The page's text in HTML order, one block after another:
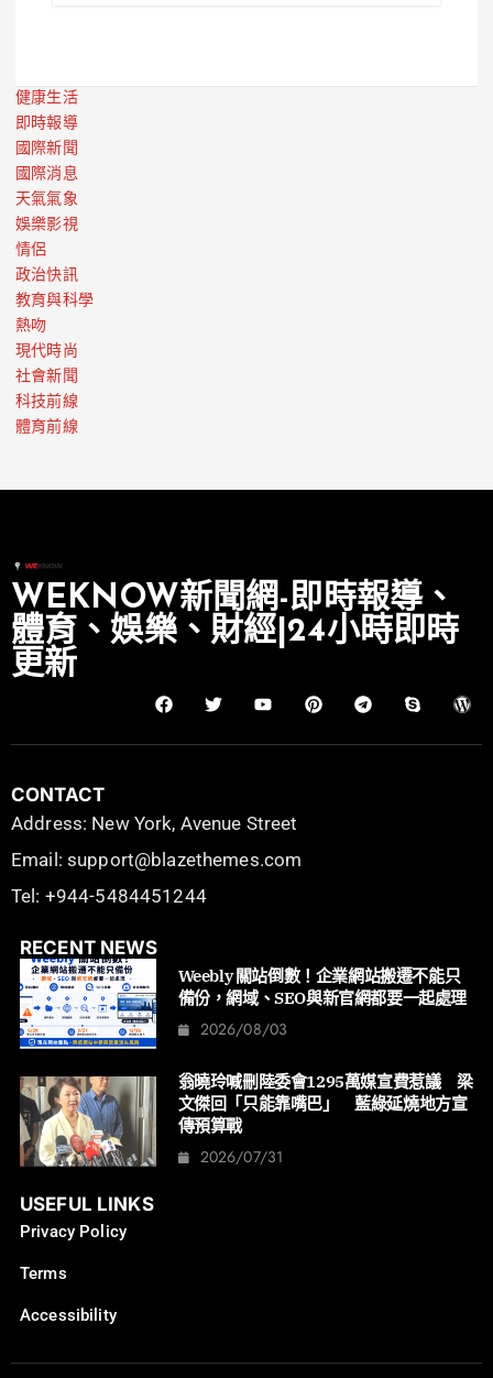
健康生活
即時報導
國際新聞
國際消息
天氣氣象
娛樂影視
情侶
政治快訊
教育與科學
熱吻
現代時尚
社會新聞
科技前線
體育前線
WEKNOW新聞網-即時報導、
體育、娛樂、財經|24小時即時
更新
CONTACT
Address: New York, Avenue Street
Email: support@blazethemes.com
Tel: +944-5484451244
RECENT NEWS
Weebly 關站倒數！企業網站搬遷不能只
備份，網域、SEO與新官網都要一起處理
2026/08/03
翁曉玲喊刪陸委會1295萬媒宣費惹議 梁
文傑回「只能靠嘴巴」 藍綠延燒地方宣
傳預算戰
2026/07/31
USEFUL LINKS
Privacy Policy
Terms
Accessibility